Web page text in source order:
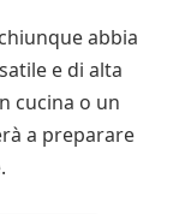
abbia
e di alta
cucina o un
a preparare